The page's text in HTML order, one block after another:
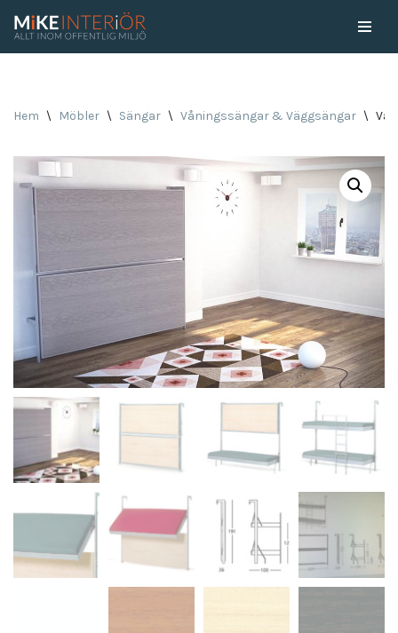
Hem \ Möbler \ Sängar \ Våningssängar & Väggsängar \